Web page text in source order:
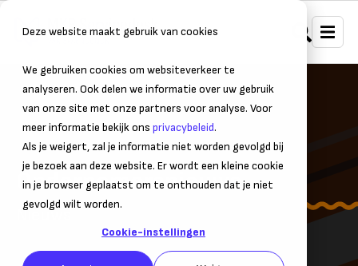
Deze website maakt gebruik van cookies
We gebruiken cookies om websiteverkeer te
analyseren. Ook delen we informatie over uw gebruik
van onze site met onze partners voor analyse. Voor
meer informatie bekijk ons privacybeleid.
Als je weigert, zal je informatie niet worden gevolgd bij
je bezoek aan deze website. Er wordt een kleine cookie
in je browser geplaatst om te onthouden dat je niet
gevolgd wilt worden.
Cookie-instellingen
Ondernemersnieuws
Nieuws